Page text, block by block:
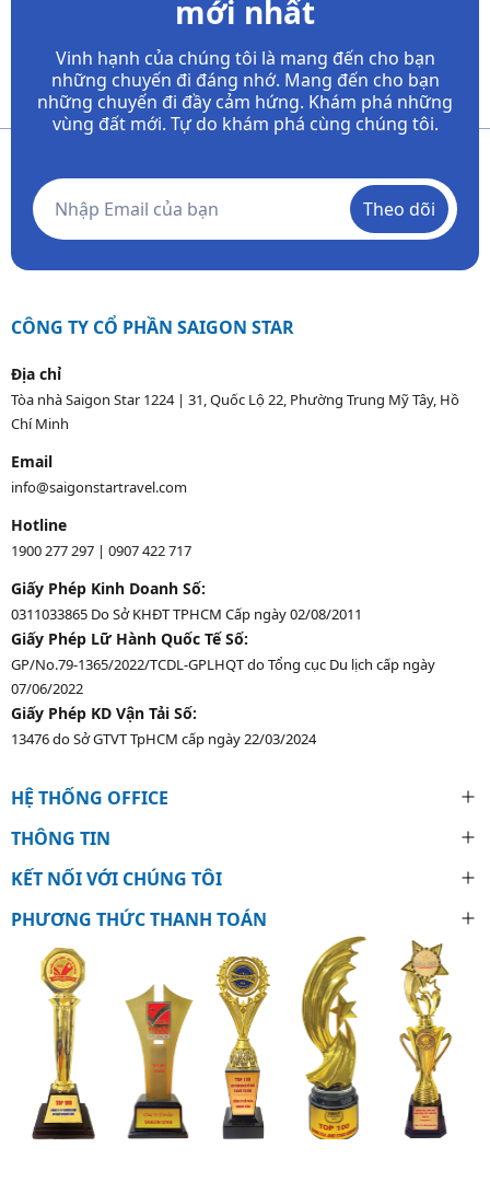
mới nhất
Vinh hạnh của chúng tôi là mang đến cho bạn
những chuyến đi đáng nhớ. Mang đến cho bạn
những chuyến đi đầy cảm hứng. Khám phá những
vùng đất mới. Tự do khám phá cùng chúng tôi.
Theo dõi
CÔNG TY CỔ PHẦN SAIGON STAR
Địa chỉ
Tòa nhà Saigon Star 1224 | 31, Quốc Lộ 22, Phường Trung Mỹ Tây, Hồ
Chí Minh
Email
info@saigonstartravel.com
Hotline
1900 277 297 | 0907 422 717
Giấy Phép Kinh Doanh Số:
0311033865 Do Sở KHĐT TPHCM Cấp ngày 02/08/2011
Giấy Phép Lữ Hành Quốc Tế Số:
GP/No.79-1365/2022/TCDL-GPLHQT do Tổng cục Du lịch cấp ngày
07/06/2022
Giấy Phép KD Vận Tải Số:
13476 do Sở GTVT TpHCM cấp ngày 22/03/2024
HỆ THỐNG OFFICE
THÔNG TIN
KẾT NỐI VỚI CHÚNG TÔI
PHƯƠNG THỨC THANH TOÁN